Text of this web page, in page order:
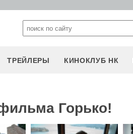
ТРЕЙЛЕРЫ КИНОКЛУБ НК
Горько!